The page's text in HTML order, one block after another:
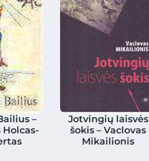
–
Holcas-
Jotvingių laisvės
šokis – Vaclovas
Mikailionis